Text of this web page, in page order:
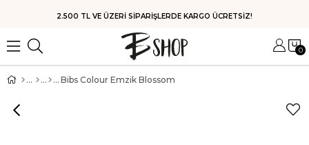
HIZLI KARGO
0
Bibs Colour Emzik Blossom